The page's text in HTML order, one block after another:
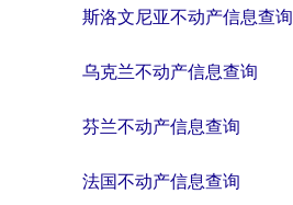
斯洛文尼亚不动产信息查询
乌克兰不动产信息查询
芬兰不动产信息查询
法国不动产信息查询